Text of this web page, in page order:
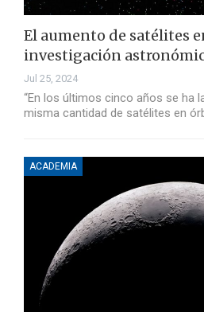
El aumento de satélites
investigación
Jul 25, 2024
“En los últimos cinco años se ha
misma cantidad de satélites en
ACADEMIA